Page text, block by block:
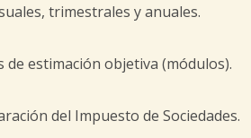
trimestrales y anuales.
estimación objetiva (módulos).
del Impuesto de Sociedades.